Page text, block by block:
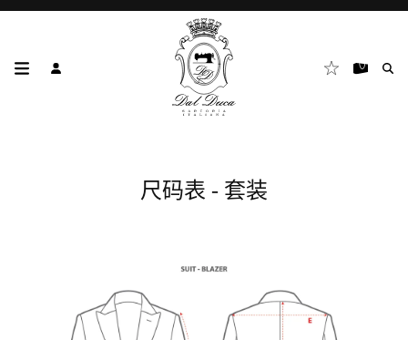
尺码表 - 套装